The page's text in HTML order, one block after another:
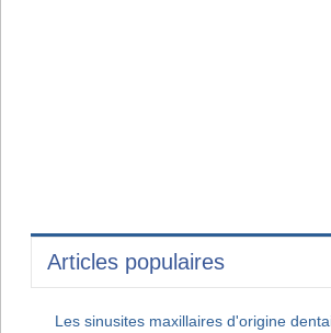
Articles populaires
Les sinusites maxillaires d'origine